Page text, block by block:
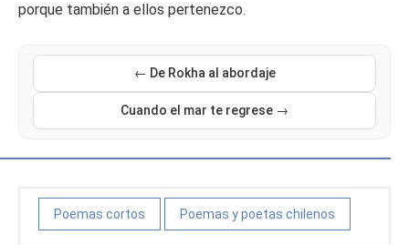
porque también a ellos pertenezco.
← De Rokha al abordaje
Cuando el mar te regrese →
Poemas cortos Poemas y poetas chilenos